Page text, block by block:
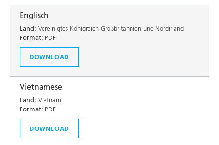
Englisch
Land: Vereinigtes Königreich Großbritannien und Nordirland
Format: PDF
DOWNLOAD
Vietnamese
Land: Vietnam
Format: PDF
DOWNLOAD